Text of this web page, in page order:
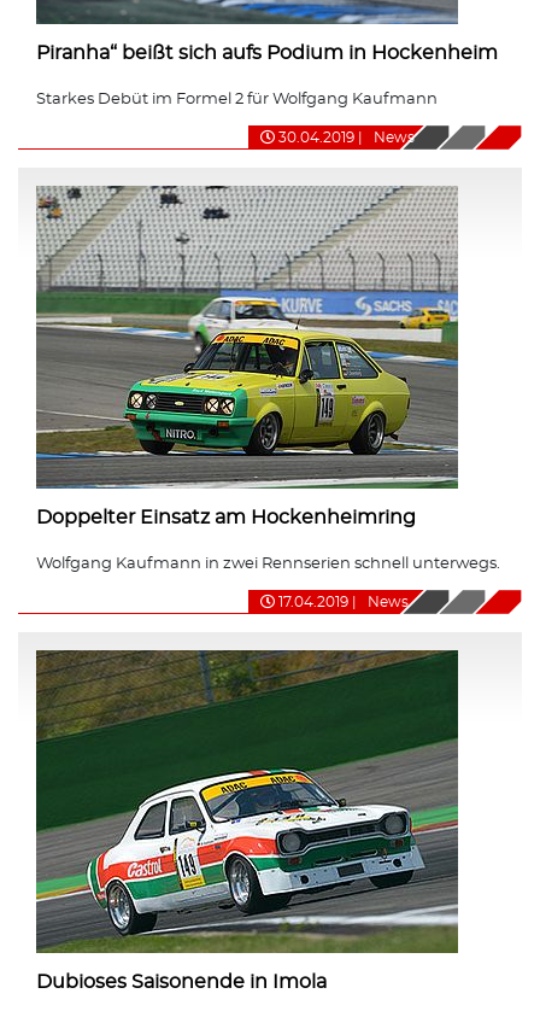
Piranha“ beißt sich aufs Podium in Hockenheim
Starkes Debüt im Formel 2 für Wolfgang Kaufmann
30.04.2019 News
Doppelter Einsatz am Hockenheimring
Wolfgang Kaufmann in zwei Rennserien schnell unterwegs.
17.04.2019 News
Dubioses Saisonende in Imola